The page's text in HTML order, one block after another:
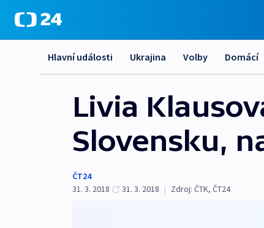
Hlavní události Ukrajina Volby Domácí
Livia
Slovensku,
ČT24
31. 3. 2018
31. 3. 2018 | Zdroj: ČTK, ČT24